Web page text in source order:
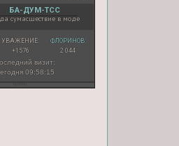
БА-ДУМ-ТСС
сумасшествие в моде
УВАЖЕНИЕ:
+1576
ФЛОРИНОВ:
2 044
визит:
09:58:15